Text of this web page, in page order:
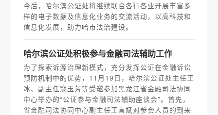
今后，哈尔滨公证处将继续联合各行各业开展丰富多
样的电子数据及信息化业务的交流活动，以高科技和
信息化发展，助力哈市法治建设。
哈尔滨公证处积极参与金融司法辅助工作
为了探索诉源治理新模式，充分发挥公证在金融诉讼
预防机制中的优势，11月19日，哈尔滨公证处主任王
冰、副主任寇玉芳等受邀参加黑龙江省金融司法协同
中心举办的“公证参与金融司法辅助座谈会”。首先，
省金融司法协同中心副主任王言斌对参会人员的到来